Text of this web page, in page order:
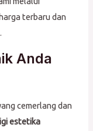
terbaru dan
Anda
cemerlang dan
estetika